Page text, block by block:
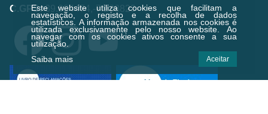
Este website utiliza cookies que facilitam a
navegação, o registo e a recolha de dados
estatísticos.A informação armazenada nos cookies é
utilizada exclusivamente pelo nosso website. Ao
navegar com os cookies ativos consente a sua
utilização.
Saiba mais
Aceitar
C.GPS:39.924474,-7.238823